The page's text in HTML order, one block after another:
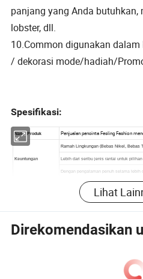
panjang yang Anda butuhkan,
lobster, dll.
10.Common digunakan
/ dekorasi mode/hadiah/
Spesifikasi:
Lihat
Direkomendasikan